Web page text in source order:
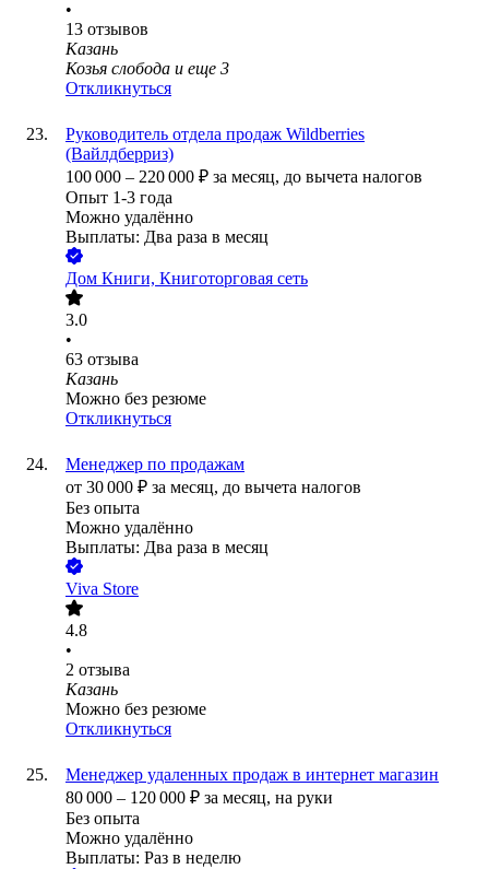
•
13 отзывов
Казань
Козья слобода и еще 3
Откликнуться
Руководитель отдела продаж Wildberries
(Вайлдберриз)
100 000 – 220 000 ₽ за месяц, до вычета налогов
Опыт 1-3 года
Можно удалённо
Выплаты: Два раза в месяц
Дом Книги, Книготорговая сеть
3.0
•
63 отзыва
Казань
Можно без резюме
Откликнуться
Менеджер по продажам
от 30 000 ₽ за месяц, до вычета налогов
Без опыта
Можно удалённо
Выплаты: Два раза в месяц
Viva Store
4.8
•
2 отзыва
Казань
Можно без резюме
Откликнуться
Менеджер удаленных продаж в интернет магазин
80 000 – 120 000 ₽ за месяц, на руки
Без опыта
Можно удалённо
Выплаты: Раз в неделю